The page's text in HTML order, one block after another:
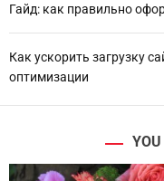
Гайд: как правильно
Как ускорить загрузку
оптимизации